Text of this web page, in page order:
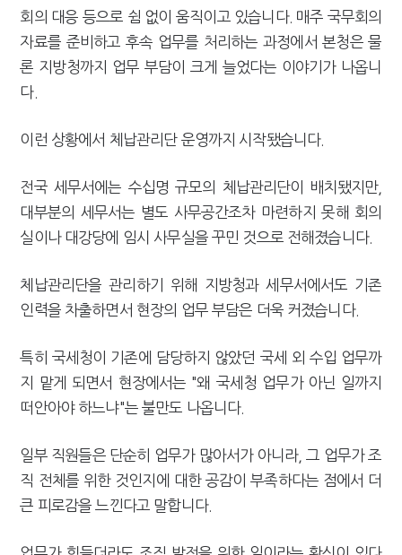
회의 대응 등으로 쉼 없이 움직이고 있습니다. 매주 국무회의
자료를 준비하고 후속 업무를 처리하는 과정에서 본청은 물
론 지방청까지 업무 부담이 크게 늘었다는 이야기가 나옵니
다.
이런 상황에서 체납관리단 운영까지 시작됐습니다.
전국 세무서에는 수십명 규모의 체납관리단이 배치됐지만,
대부분의 세무서는 별도 사무공간조차 마련하지 못해 회의
실이나 대강당에 임시 사무실을 꾸민 것으로 전해졌습니다.
체납관리단을 관리하기 위해 지방청과 세무서에서도 기존
인력을 차출하면서 현장의 업무 부담은 더욱 커졌습니다.
특히 국세청이 기존에 담당하지 않았던 국세 외 수입 업무까
지 맡게 되면서 현장에서는 "왜 국세청 업무가 아닌 일까지
떠안아야 하느냐"는 불만도 나옵니다.
일부 직원들은 단순히 업무가 많아서가 아니라, 그 업무가 조
직 전체를 위한 것인지에 대한 공감이 부족하다는 점에서 더
큰 피로감을 느낀다고 말합니다.